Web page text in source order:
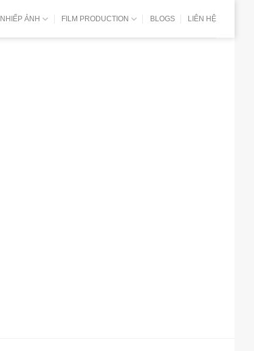
NHIẾP ẢNH FILM PRODUCTION BLOGS LIÊN HỆ